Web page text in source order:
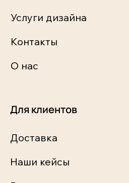
Услуги дизайна
Контакты
О нас
Для клиентов
Доставка
Наши кейсы